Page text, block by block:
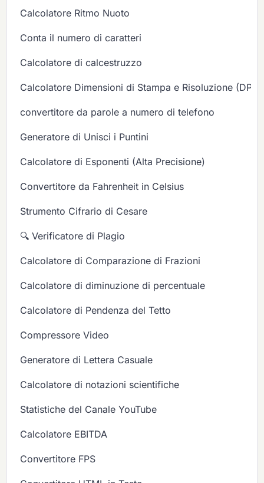
Calcolatore Ritmo Nuoto
Conta il numero di caratteri
Calcolatore di calcestruzzo
Calcolatore Dimensioni di Stampa e Risoluzione (DPI/
convertitore da parole a numero di telefono
Generatore di Unisci i Puntini
Calcolatore di Esponenti (Alta Precisione)
Convertitore da Fahrenheit in Celsius
Strumento Cifrario di Cesare
🔍 Verificatore di Plagio
Calcolatore di Comparazione di Frazioni
Calcolatore di diminuzione di percentuale
Calcolatore di Pendenza del Tetto
Compressore Video
Generatore di Lettera Casuale
Calcolatore di notazioni scientifiche
Statistiche del Canale YouTube
Calcolatore EBITDA
Convertitore FPS